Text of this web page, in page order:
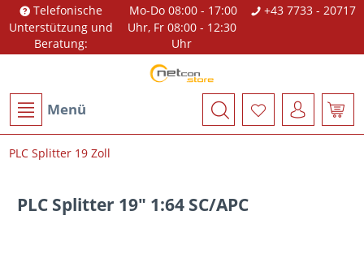
Telefonische
Unterstützung und
Beratung:
Mo-Do 08:00 - 17:00
Uhr, Fr 08:00 - 12:30
Uhr
+43 7733 - 20717
Menü
PLC Splitter 19 Zoll
PLC Splitter 19" 1:64 SC/APC